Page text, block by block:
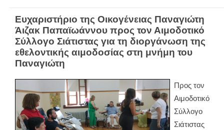
Ευχαριστήριο της Οικογένειας Παναγιώτη
Άιζακ Παπαϊωάννου προς τον Αιμοδοτικό
Σύλλογο Σιάτιστας για τη διοργάνωση της
εθελοντικής αιμοδοσίας στη μνήμη του
Παναγιώτη
Προς τον
Αιμοδοτικό
Σύλλογο
Σιάτιστας